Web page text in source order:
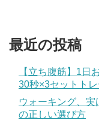
最近の投稿
【立ち腹筋】1日
30秒×3セットト
ウォーキング、実
の正しい選び方